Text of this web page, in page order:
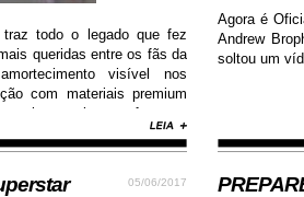
todo o legado que fez
queridas entre os fãs da
visível nos
com materiais premium
muito mais conforto e
com colorway estilosa e
05/06/2017
Agora é
Andrew
soltou um